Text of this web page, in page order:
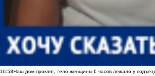
16:58Наш дом проклят, тело женщины 6 часов лежало у